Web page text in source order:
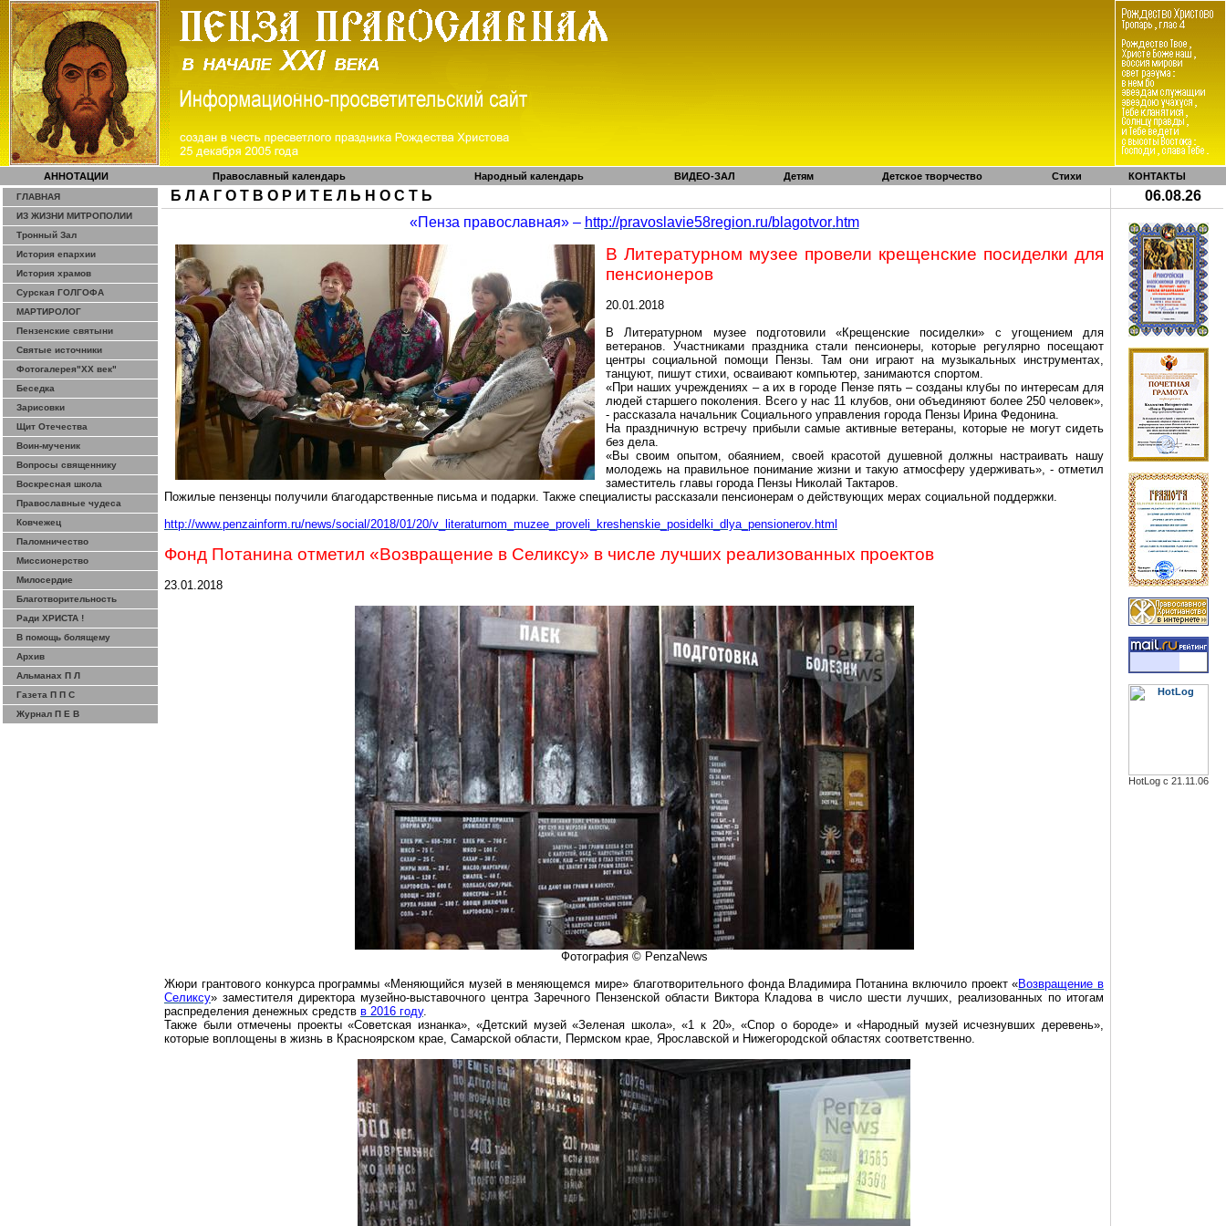
АННОТАЦИИ Православный календарь Народный календарь ВИДЕО-ЗАЛ Детям Детское творчество Стихи КОНТАКТЫ
ГЛАВНАЯ
ИЗ ЖИЗНИ МИТРОПОЛИИ
Тронный Зал
История епархии
История храмов
Сурская ГОЛГОФА
МАРТИРОЛОГ
Пензенские святыни
Святые источники
Фотогалерея"ХХ век"
Беседка
Зарисовки
Щит Отечества
Воин-мученик
Вопросы священнику
Воскресная школа
Православные чудеса
Ковчежец
Паломничество
Миссионерство
Милосердие
Благотворительность
Ради ХРИСТА !
В помощь болящему
Архив
Альманах П Л
Газета П П С
Журнал П Е В
Б Л А Г О Т В О Р И Т Е Л Ь Н О С Т Ь
06.08.26
«Пенза православная» – http://pravoslavie58region.ru/blagotvor.htm
В Литературном музее провели крещенские посиделки для
пенсионеров
20.01.2018
В Литературном музее подготовили «Крещенские посиделки» с угощением для
ветеранов. Участниками праздника стали пенсионеры, которые регулярно посещают
центры социальной помощи
Пензы. Там они играют на музыкальных инструментах,
танцуют, пишут стихи, осваивают компьютер, занимаются спортом.
«При наших учреждениях – а их в городе Пензе пять – созданы клубы по интересам для
людей старшего поколения. Всего у нас 11 клубов, они объединяют более 250 человек»,
- рассказала начальник Социального управления города Пензы Ирина Федонина.
На праздничную встречу прибыли самые активные ветераны, которые не могут сидеть
без дела.
«Вы своим опытом, обаянием, своей красотой душевной должны настраивать нашу
молодежь на правильное понимание жизни и такую атмосферу удерживать», - отметил
заместитель главы города Пензы Николай Тактаров.
Пожилые пензенцы получили благодарственные письма и подарки. Также специалисты рассказали пенсионерам о действующих мерах социальной поддержки.
http://www.penzainform.ru/news/social/2018/01/20/v_literaturnom_muzee_proveli_kreshenskie_posidelki_dlya_pensionerov.html
Фонд Потанина отметил «Возвращение в Селиксу» в числе лучших реализованных проектов
23.01.2018
Фотография © PenzaNews
Жюри грантовогоконкурса программы «Меняющийся музей в меняющемся мире» благотворительного фонда Владимира Потанина включило проект «Возвращение в
Селиксу» заместителя директора музейно-выставочного центра Заречного Пензенской области Виктора Кладовав число шести лучших, реализованных по итогам
распределения денежных средств в 2016 году.
Также были отмечены проекты «Советская изнанка», «Детский музей «Зеленая школа», «1 к 20», «Спор о бороде» и «Народный музей исчезнувших деревень»,
которые воплощены в жизнь в Красноярском крае, Самарской области, Пермском крае, Ярославской и Нижегородской областях соответственно.
HotLog с 21.11.06